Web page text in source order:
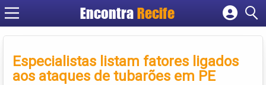
Encontra Recife
Cadastrar empresa
Criar conta
Especialistas listam fatores ligados
aos ataques de tubarões em PE